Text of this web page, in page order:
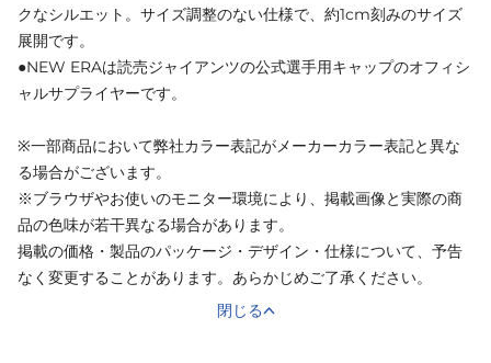
クなシルエット。サイズ調整のない仕様で、約1cm刻みのサイズ
展開です。
●NEW ERAは読売ジャイアンツの公式選手用キャップのオフィシ
ャルサプライヤーです。
※一部商品において弊社カラー表記がメーカーカラー表記と異な
る場合がございます。
※ブラウザやお使いのモニター環境により、掲載画像と実際の商
品の色味が若干異なる場合があります。
掲載の価格・製品のパッケージ・デザイン・仕様について、予告
なく変更することがあります。あらかじめご了承ください。
閉じる